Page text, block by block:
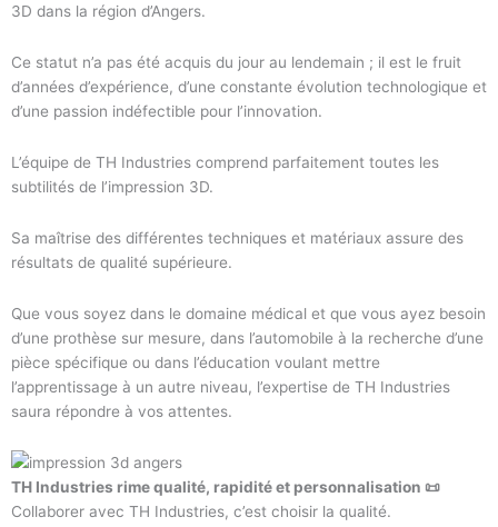
3D dans la région d’Angers.
Ce statut n’a pas été acquis du jour au lendemain ; il est le fruit
d’années d’expérience, d’une constante évolution technologique et
d’une passion indéfectible pour l’innovation.
L’équipe de TH Industries comprend parfaitement toutes les
subtilités de l’impression 3D.
Sa maîtrise des différentes techniques et matériaux assure des
résultats de qualité supérieure.
Que vous soyez dans le domaine médical et que vous ayez besoin
d’une prothèse sur mesure, dans l’automobile à la recherche d’une
pièce spécifique ou dans l’éducation voulant mettre
l’apprentissage à un autre niveau, l’expertise de TH Industries
saura répondre à vos attentes.
TH Industries rime qualité, rapidité et personnalisation 📜
Collaborer avec TH Industries, c’est choisir la qualité.